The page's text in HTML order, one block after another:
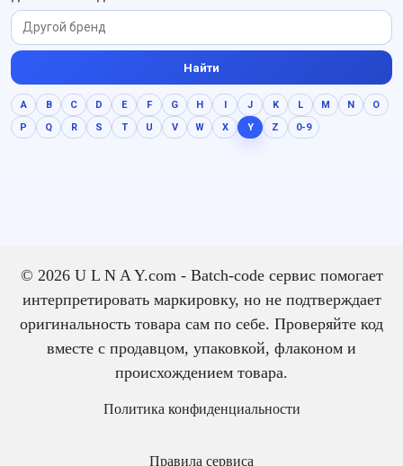
травы, янтарное тепло.
свежий, собранный,
глубокий, тёплый; он
Найти
A B C D E F G H I J K L M N
O
P
Q R S T U V W X Y Z 0-9
© 2026 U L N A Y.com - Batch-code сервис помогает
интерпретировать маркировку, но не подтверждает
оригинальность товара сам по себе. Проверяйте код
вместе с продавцом, упаковкой, флаконом и
происхождением товара.
Политика конфиденциальности
Правила сервиса